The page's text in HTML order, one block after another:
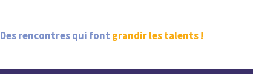
Des rencontres qui font grandir les talents !